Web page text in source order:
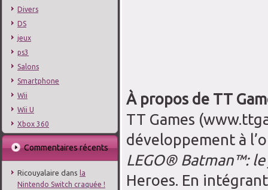
Divers
DS
jeux
ps3
Salons
Smartphone
Wii
Wii U
Xbox 360
Commentaires récents
Ricouyalaire dans la
Nintendo Switch craquée !
À propos de TT
TT Games
développement à
LEGO® Batman™:
Heroes. En